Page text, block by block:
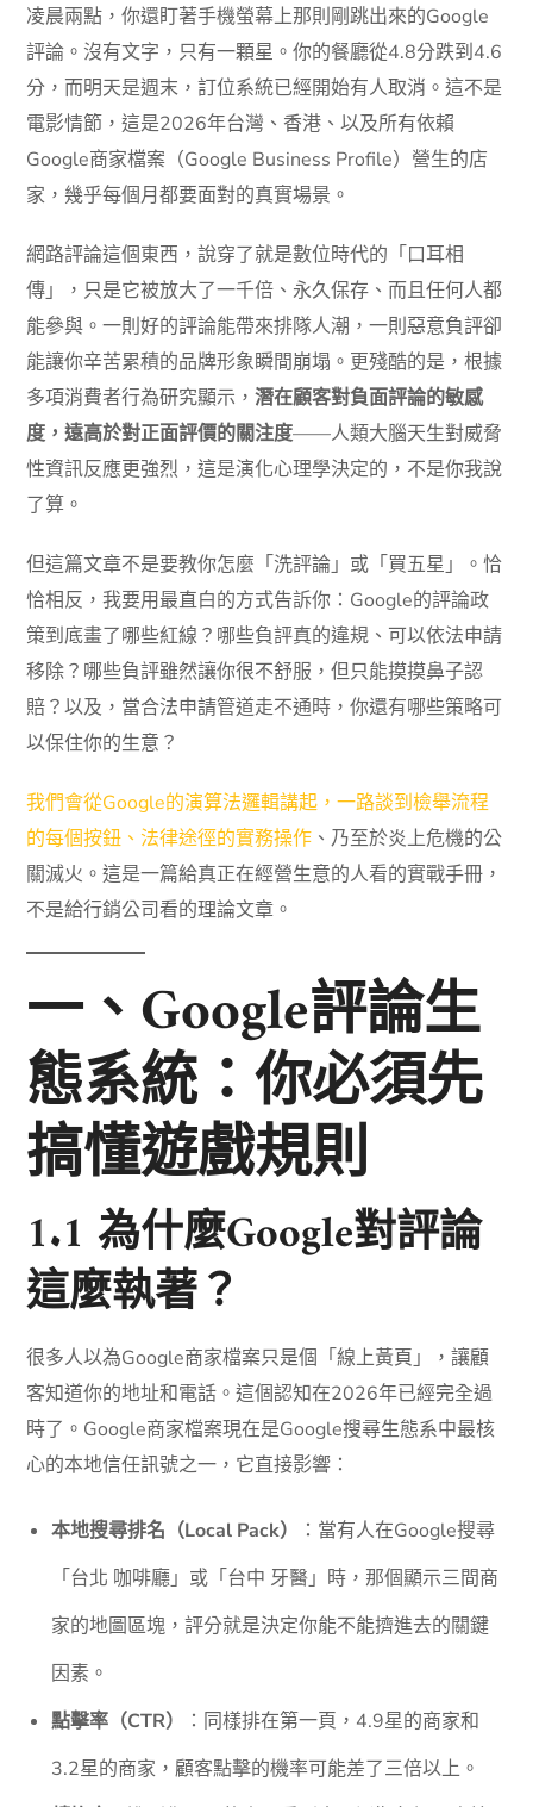
凌晨兩點，你還盯著手機螢幕上那則剛跳出來的Google
評論。沒有文字，只有一顆星。你的餐廳從4.8分跌到4.6
分，而明天是週末，訂位系統已經開始有人取消。這不是
電影情節，這是2026年台灣、香港、以及所有依賴
Google商家檔案（Google Business Profile）營生的店
家，幾乎每個月都要面對的真實場景。
網路評論這個東西，說穿了就是數位時代的「口耳相
傳」，只是它被放大了一千倍、永久保存、而且任何人都
能參與。一則好的評論能帶來排隊人潮，一則惡意負評卻
能讓你辛苦累積的品牌形象瞬間崩塌。更殘酷的是，根據
多項消費者行為研究顯示，潛在顧客對負面評論的敏感
度，遠高於對正面評價的關注度——人類大腦天生對威脅
性資訊反應更強烈，這是演化心理學決定的，不是你我說
了算。
但這篇文章不是要教你怎麼「洗評論」或「買五星」。恰
恰相反，我要用最直白的方式告訴你：Google的評論政
策到底畫了哪些紅線？哪些負評真的違規、可以依法申請
移除？哪些負評雖然讓你很不舒服，但只能摸摸鼻子認
賠？以及，當合法申請管道走不通時，你還有哪些策略可
以保住你的生意？
我們會從Google的演算法邏輯講起，一路談到檢舉流程
的每個按鈕、法律途徑的實務操作 、乃至於炎上危機的公
關滅火。這是一篇給真正在經營生意的人看的實戰手冊，
不是給行銷公司看的理論文章。
一、Google評論生
態系統：你必須先
搞懂遊戲規則
1.1 為什麼Google對評論
這麼執著？
很多人以為Google商家檔案只是個「線上黃頁」，讓顧
客知道你的地址和電話。這個認知在2026年已經完全過
時了。Google商家檔案現在是Google搜尋生態系中最核
心的本地信任訊號之一，它直接影響：
本地搜尋排名（Local Pack）
：當有人在Google搜尋
「台北 咖啡廳」或「台中 牙醫」時，那個顯示三間商
家的地圖區塊，評分就是決定你能不能擠進去的關鍵
因素。
點擊率（CTR）
：同樣排在第一頁，4.9星的商家和
3.2星的商家，顧客點擊的機率可能差了三倍以上。